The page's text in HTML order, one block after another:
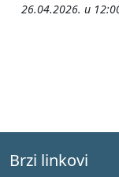
26.04.2026. u
Brzi linkovi